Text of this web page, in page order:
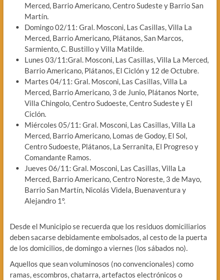
Merced, Barrio Americano, Centro Sudeste y Barrio San
Martín.
Domingo 02/11: Gral. Mosconi, Las Casillas, Villa La
Merced, Barrio Americano, Plátanos, San Marcos,
Sarmiento, C. Bustillo y Villa Matilde.
Lunes 03/11:Gral. Mosconi, Las Casillas, Villa La Merced,
Barrio Americano, Plátanos, El Ciclón y 12 de Octubre.
Martes 04/11: Gral. Mosconi, Las Casillas, Villa La
Merced, Barrio Americano, 3 de Junio, Plátanos Norte,
Villa Chingolo, Centro Sudoeste, Centro Sudeste y El
Ciclón.
Miércoles 05/11: Gral. Mosconi, Las Casillas, Villa La
Merced, Barrio Americano, Lomas de Godoy, El Sol,
Centro Sudoeste, Plátanos, La Serranita, El Progreso y
Comandante Ramos.
Jueves 06/11: Gral. Mosconi, Las Casillas, Villa La
Merced, Barrio Americano, Centro Noreste, 3 de Mayo,
Barrio San Martín, Nicolás Videla, Buenaventura y
Alejandro 1°.
Desde el Municipio se recuerda que los residuos domiciliarios
deben sacarse debidamente embolsados, al cesto de la puerta
de los domicilios, de domingo a viernes (los sábados no).
Aquellos que sean voluminosos (no convencionales) como
ramas, escombros, chatarra, artefactos electrónicos o